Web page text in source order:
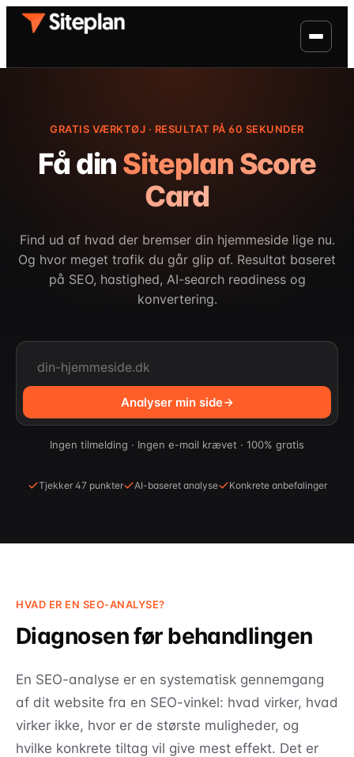
GRATIS VÆRKTØJ · RESULTAT PÅ 60 SEKUNDER
Få din Siteplan Score
Card
Find ud af hvad der bremser din hjemmeside lige nu.
Og hvor meget trafik du går glip af. Resultat baseret
på SEO, hastighed, AI-search readiness og
konvertering.
Analyser min side
Ingen tilmelding · Ingen e-mail krævet · 100% gratis
Tjekker 47 punkter AI-baseret analyse Konkrete anbefalinger
HVAD ER EN SEO-ANALYSE?
Diagnosen før behandlingen
En SEO-analyse er en systematisk gennemgang
af dit website fra en SEO-vinkel: hvad virker, hvad
virker ikke, hvor er de største muligheder, og
hvilke konkrete tiltag vil give mest effekt. Det er